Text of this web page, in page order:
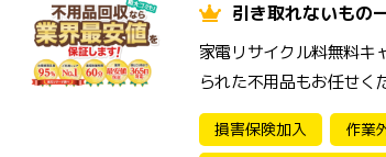
引き取れないもの
家電リサイクル料無料
られた不用品もお任せく
損害保険加入 作業